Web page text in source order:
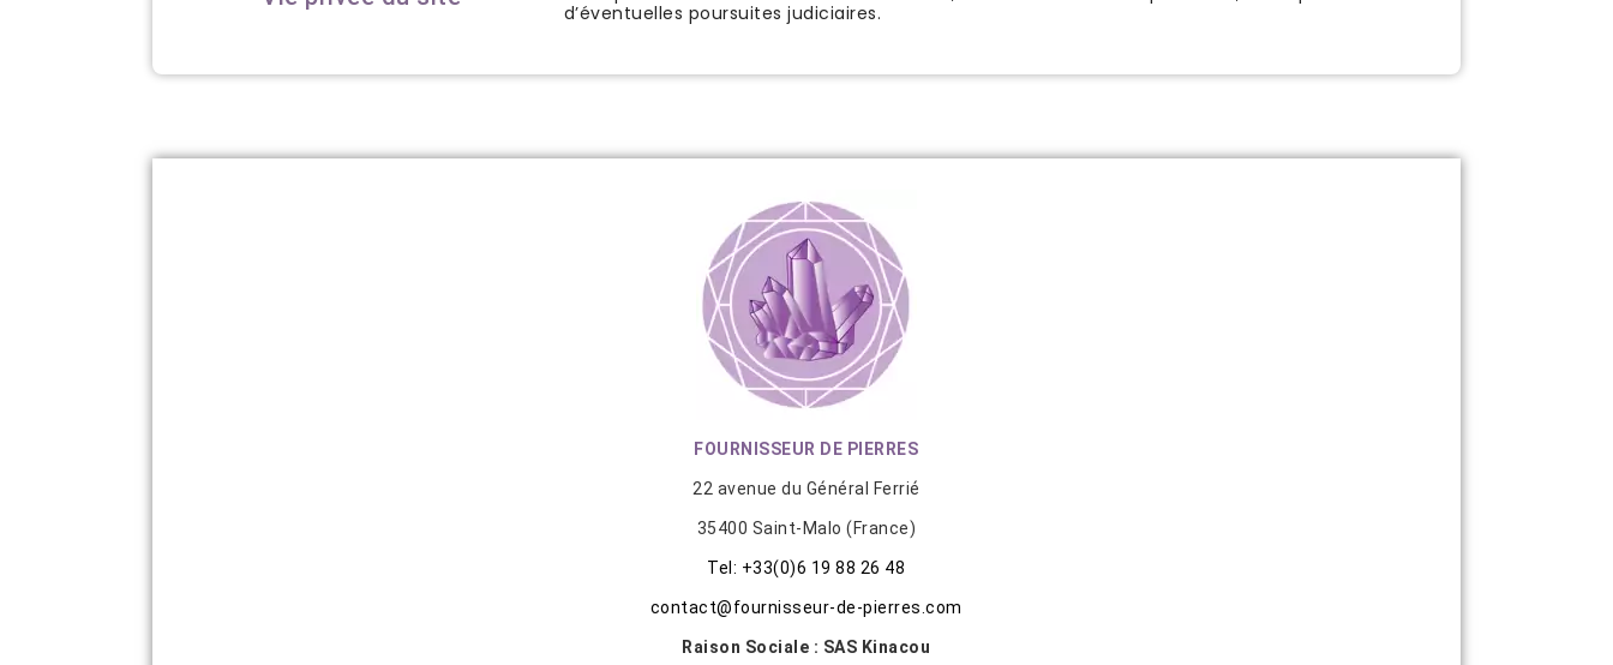
d’éventuelles poursuites judiciaires.
FOURNISSEUR DE PIERRES
22 avenue du Général Ferrié
35400 Saint-Malo (France)
Tel: +33(0)6 19 88 26 48
contact@fournisseur-de-pierres.com
Raison Sociale : SAS Kinacou